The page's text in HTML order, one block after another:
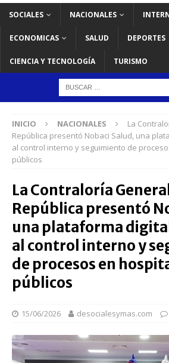
SOCIALES NACIONALES
ECONOMICAS SALUD DEPORTES
CIENCIA Y TECNOLOGÍA TURISMO
INICIO NACIONALES
La
República presentó Nobaci Salud, una
al control interno y seguimiento de
públicos
La Contraloría
República presentó
una plataforma
al control interno y
de procesos en
públicos
15/06/2026 desocialesymas.com